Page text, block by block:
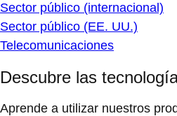
Sector público (internacional)
Sector público (EE. UU.)
Telecomunicaciones
Descubre las
Aprende a utilizar nuestros